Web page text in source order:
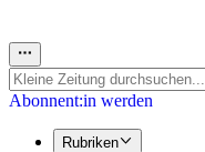
Abonnent:in werden
Rubriken